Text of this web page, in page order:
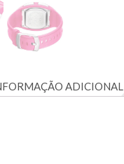
ADICIONAL